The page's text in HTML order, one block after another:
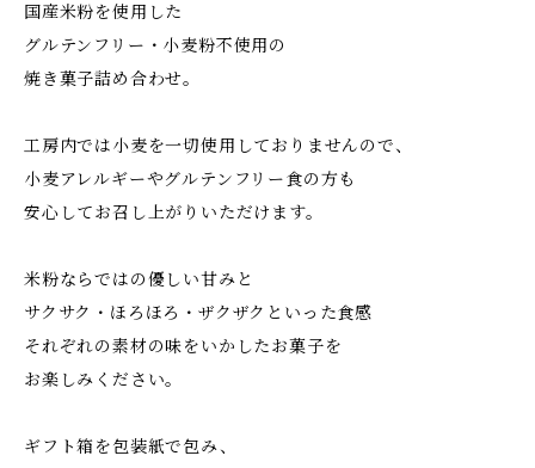
国産米粉を使用した
グルテンフリー・小麦粉不使用の
焼き菓子詰め合わせ。
工房内では小麦を一切使用しておりませんので、
小麦アレルギーやグルテンフリー食の方も
安心してお召し上がりいただけます。
米粉ならではの優しい甘みと
サクサク・ほろほろ・ザクザクといった食感
それぞれの素材の味をいかしたお菓子を
お楽しみください。
ギフト箱を包装紙で包み、